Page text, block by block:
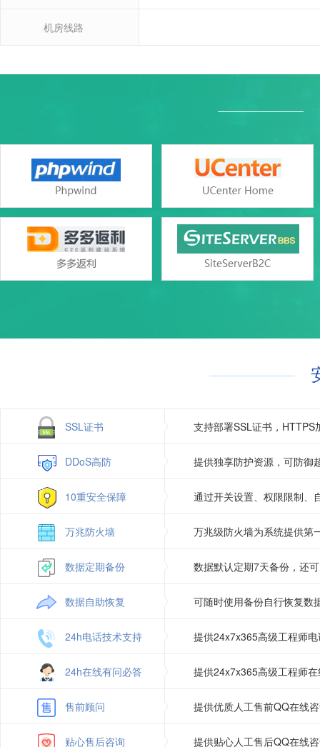
机房线路
支持语言
ASP、ASP.NET(版本2.0/
php（版本5.2/5.3/5.4/
web服务 Windows iis7/
zend optimizer
Jmail（asp使用） 支持
支持
错误页面定义
rar在线压缩
免费预装软件
Urlrewrite
访问统计
SSL证书 支持部署SSL证书，
DDoS高防 提供独享防护资源，可防御
10重安全保障 通过开关设置、权限限制、
万兆防火墙 万兆级防火墙为系统提供第
数据定期备份 数据默认定期7天备份，还
数据自助恢复 可随时使用备份自行恢复数
24h电话技术支持 提供24x7x365高级工程师
24h在线有问必答 提供24x7x365高级工程师
售前顾问 提供优质人工售前QQ在线
贴心售后咨询 提供贴心人工售后QQ在线